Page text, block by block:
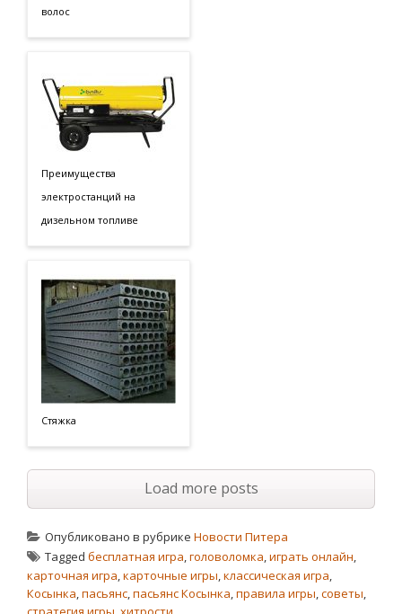
волос
Преимущества
электростанций на
дизельном топливе
Стяжка
Load more posts
Опубликовано в рубрике Новости Питера
Tagged бесплатная игра,головоломка,играть онлайн,
карточная игра,карточные игры,классическая игра,
Косынка,пасьянс,пасьянс Косынка,правила игры,советы,